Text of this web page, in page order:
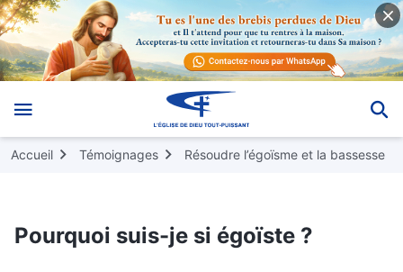
Accueil Témoignages Résoudre l’égoïsme et la bassesse
Pourquoi suis-je si égoïste ?